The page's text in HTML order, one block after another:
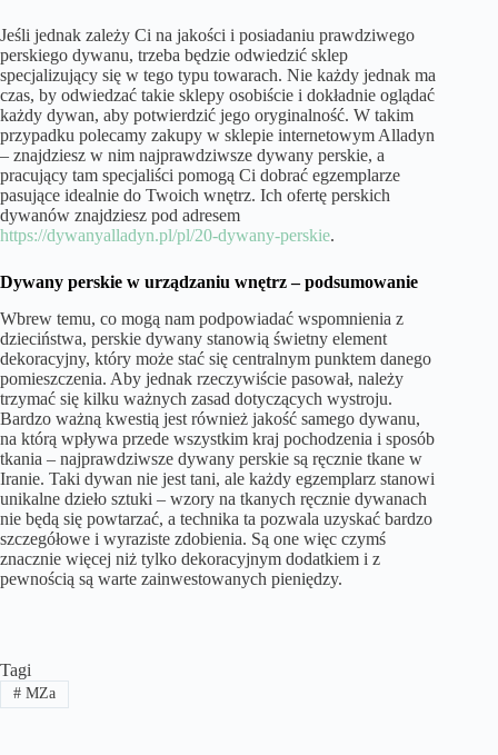
Jeśli jednak zależy Ci na jakości i posiadaniu prawdziwego
perskiego dywanu, trzeba będzie odwiedzić sklep
specjalizujący się w tego typu towarach. Nie każdy jednak ma
czas, by odwiedzać takie sklepy osobiście i dokładnie oglądać
każdy dywan, aby potwierdzić jego oryginalność. W takim
przypadku polecamy zakupy w sklepie internetowym Alladyn
– znajdziesz w nim najprawdziwsze dywany perskie, a
pracujący tam specjaliści pomogą Ci dobrać egzemplarze
pasujące idealnie do Twoich wnętrz. Ich ofertę perskich
dywanów znajdziesz pod adresem
https://dywanyalladyn.pl/pl/20-dywany-perskie.
Dywany perskie w urządzaniu wnętrz – podsumowanie
Wbrew temu, co mogą nam podpowiadać wspomnienia z
dzieciństwa, perskie dywany stanowią świetny element
dekoracyjny, który może stać się centralnym punktem danego
pomieszczenia. Aby jednak rzeczywiście pasował, należy
trzymać się kilku ważnych zasad dotyczących wystroju.
Bardzo ważną kwestią jest również jakość samego dywanu,
na którą wpływa przede wszystkim kraj pochodzenia i sposób
tkania – najprawdziwsze dywany perskie są ręcznie tkane w
Iranie. Taki dywan nie jest tani, ale każdy egzemplarz stanowi
unikalne dzieło sztuki – wzory na tkanych ręcznie dywanach
nie będą się powtarzać, a technika ta pozwala uzyskać bardzo
szczegółowe i wyraziste zdobienia. Są one więc czymś
znacznie więcej niż tylko dekoracyjnym dodatkiem i z
pewnością są warte zainwestowanych pieniędzy.
Tagi
#MZa